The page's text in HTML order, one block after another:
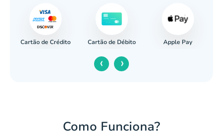
Cartão de Crédito Cartão de Débito Apple Pay
‹ ›
Como Funciona?